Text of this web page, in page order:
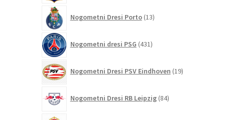
Nogometni Dresi Porto 13izdelkov
Nogometni dresi PSG 431izdelkov
Nogometni Dresi PSV Eindhoven 19izdelkov
Nogometni Dresi RB Leipzig 84izdelkov